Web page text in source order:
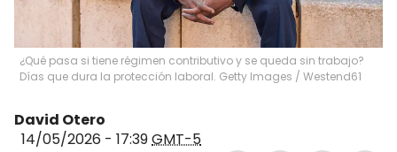
¿Qué pasa si tiene régimen contributivo y se queda sin trabajo?
Días que dura la protección laboral. Getty Images / Westend61
David Otero
14/05/2026 - 17:39GMT-5